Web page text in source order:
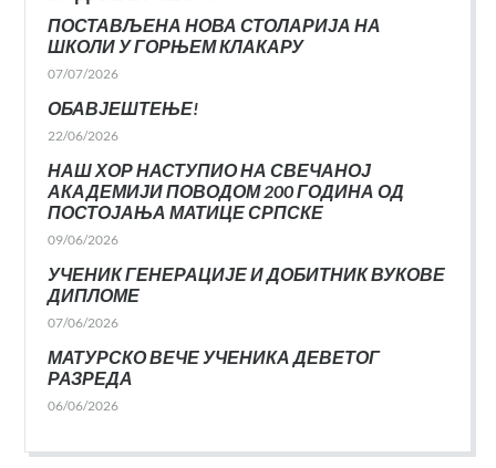
ПОСТАВЉЕНА НОВА СТОЛАРИЈА НА
ШКОЛИ У ГОРЊЕМ КЛАКАРУ
07/07/2026
ОБАВЈЕШТЕЊЕ!
22/06/2026
НАШ ХОР НАСТУПИО НА СВЕЧАНОЈ
АКАДЕМИЈИ ПОВОДОМ 200 ГОДИНА ОД
ПОСТОЈАЊА МАТИЦЕ СРПСКЕ
09/06/2026
УЧЕНИК ГЕНЕРАЦИЈЕ И ДОБИТНИК ВУКОВЕ
ДИПЛОМЕ
07/06/2026
МАТУРСКО ВЕЧЕ УЧЕНИКА ДЕВЕТОГ
РАЗРЕДА
06/06/2026